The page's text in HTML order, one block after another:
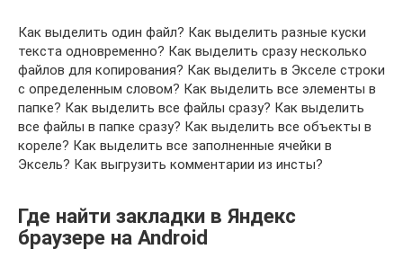
Как выделить один файл? Как выделить разные куски
текста одновременно? Как выделить сразу несколько
файлов для копирования? Как выделить в Экселе строки
с определенным словом? Как выделить все элементы в
папке? Как выделить все файлы сразу? Как выделить
все файлы в папке сразу? Как выделить все объекты в
кореле? Как выделить все заполненные ячейки в
Эксель? Как выгрузить комментарии из инсты?
Где найти закладки в Яндекс
браузере на Android